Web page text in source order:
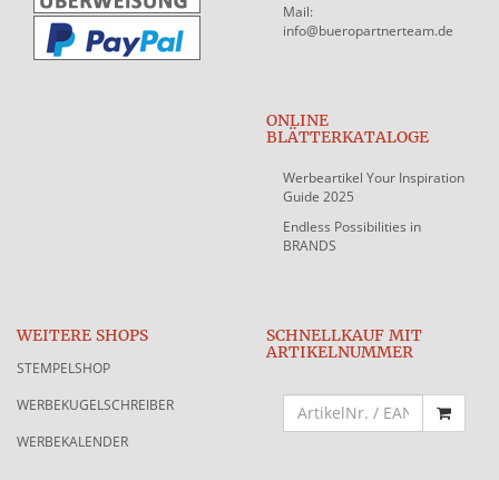
Mail:
info@bueropartnerteam.de
ONLINE
BLÄTTERKATALOGE
Werbeartikel Your Inspiration
Guide 2025
Endless Possibilities in
BRANDS
WEITERE SHOPS
STEMPELSHOP
WERBEKUGELSCHREIBER
WERBEKALENDER
SCHNELLKAUF MIT
ARTIKELNUMMER